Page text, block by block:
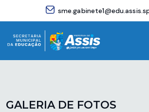
GALERIA DE FOTOS